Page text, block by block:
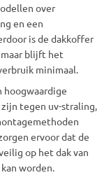
over
en een
is de dakkoffer
blijft het
minimaal.
hoogwaardige
zijn tegen uv-straling,
ervoor dat de
op het dak van
worden.